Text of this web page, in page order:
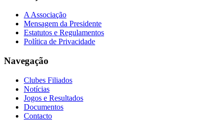
A Associação
Mensagem da Presidente
Estatutos e Regulamentos
Política de Privacidade
Navegação
Clubes Filiados
Notícias
Jogos e Resultados
Documentos
Contacto